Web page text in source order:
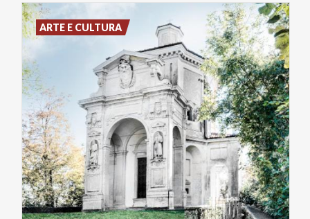
ARTE E CULTURA